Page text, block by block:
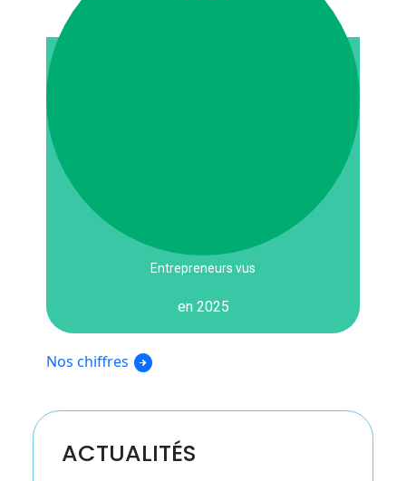
Entrepreneurs vus
en 2025
Nos chiffres arrow_circle_right
ACTUALITÉS